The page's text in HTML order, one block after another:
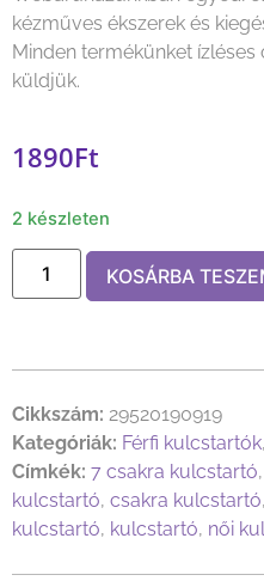
kézműves ékszerek és
Minden termékünket
küldjük.
1890Ft
2 készleten
KOSÁRBA
Cikkszám: 29520190919
Kategóriák: Férfi kulcstartók,
Címkék: 7 csakra kulcstartó,
kulcstartó, csakra kulcstartó,
kulcstartó, kulcstartó, női